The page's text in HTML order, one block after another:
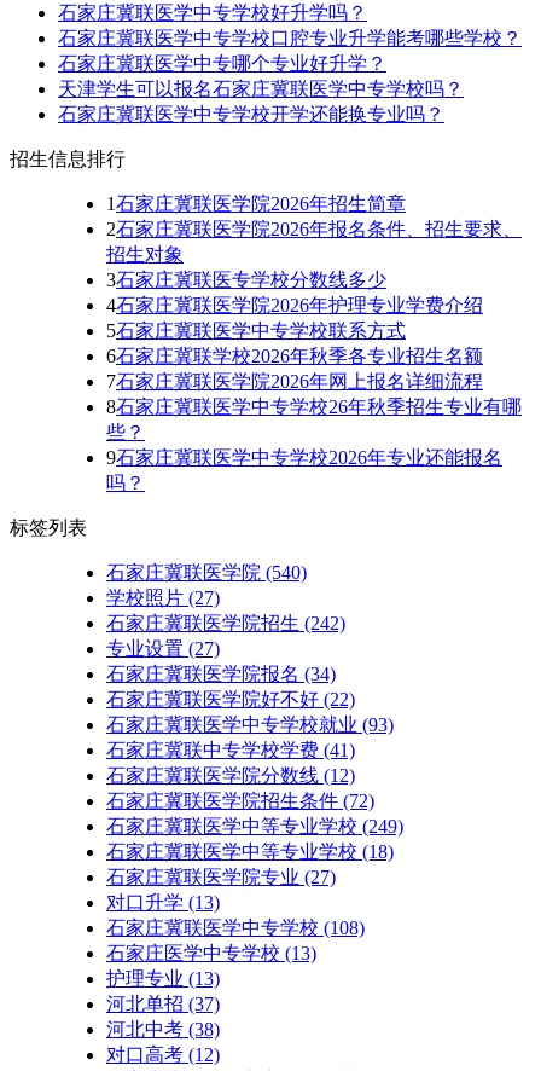
石家庄冀联医学中专学校好升学吗？
石家庄冀联医学中专学校口腔专业升学能考哪些学校？
石家庄冀联医学中专哪个专业好升学？
天津学生可以报名石家庄冀联医学中专学校吗？
石家庄冀联医学中专学校开学还能换专业吗？
招生信息排行
1石家庄冀联医学院2026年招生简章
2石家庄冀联医学院2026年报名条件、招生要求、
招生对象
3石家庄冀联医专学校分数线多少
4石家庄冀联医学院2026年护理专业学费介绍
5石家庄冀联医学中专学校联系方式
6石家庄冀联学校2026年秋季各专业招生名额
7石家庄冀联医学院2026年网上报名详细流程
8石家庄冀联医学中专学校26年秋季招生专业有哪
些？
9石家庄冀联医学中专学校2026年专业还能报名
吗？
标签列表
石家庄冀联医学院 (540)
学校照片 (27)
石家庄冀联医学院招生 (242)
专业设置 (27)
石家庄冀联医学院报名 (34)
石家庄冀联医学院好不好 (22)
石家庄冀联医学中专学校就业 (93)
石家庄冀联中专学校学费 (41)
石家庄冀联医学院分数线 (12)
石家庄冀联医学院招生条件 (72)
石家庄冀联医学中等专业学校 (249)
石家庄冀联医学中等专业学校​ (18)
石家庄冀联医学院专业 (27)
对口升学 (13)
石家庄冀联医学中专学校 (108)
石家庄医学中专学校 (13)
护理专业 (13)
河北单招 (37)
河北中考 (38)
对口高考 (12)